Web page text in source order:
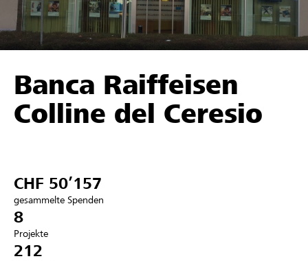
Unterstützen
Hilfe & Support
Anmelden
Projekte und Organisationen finden
Banca Raiffeisen
Colline del Ceresio
CHF 50’157
gesammelte Spenden
8
Projekte
212